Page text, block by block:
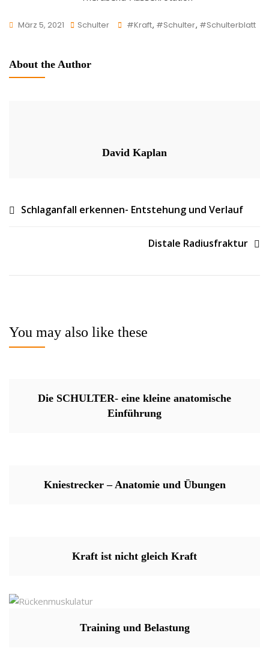
März 5, 2021 Schulter Tags
#kraft, #schulter, #Schulterblatt
About the Author
David Kaplan
Beitragsnavigation
Schlaganfall erkennen- Entstehung und Verlauf
Distale Radiusfraktur
You may also like these
Die SCHULTER- eine kleine anatomische
Einführung
Kniestrecker – Anatomie und Übungen
Kraft ist nicht gleich Kraft
Training und Belastung